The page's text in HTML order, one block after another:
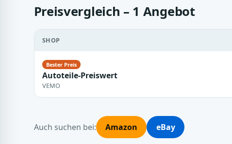
Preisvergleich – 1 Angebot
SHOP
Autoteile-Preiswert
VEMO
Auch suchen bei: Amazon eBay